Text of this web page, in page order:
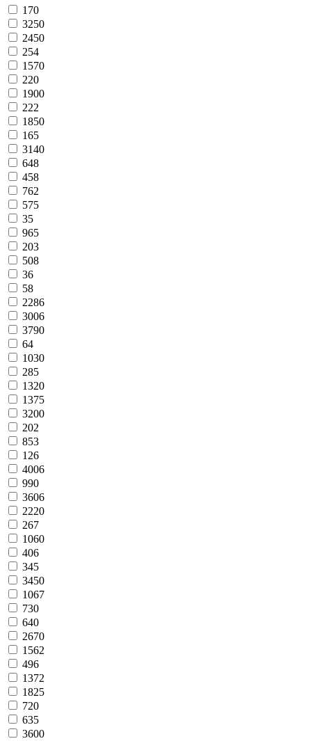
170
3250
2450
254
1570
220
1900
222
1850
165
3140
648
458
762
575
35
965
203
508
36
58
2286
3006
3790
64
1030
285
1320
1375
3200
202
853
126
4006
990
3606
2220
267
1060
406
345
3450
1067
730
640
2670
1562
496
1372
1825
720
635
3600